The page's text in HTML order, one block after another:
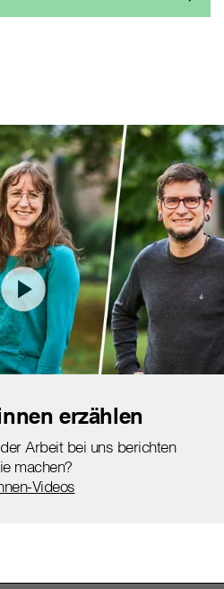
erzählen
Arbeit bei uns berichten
machen?
Videos